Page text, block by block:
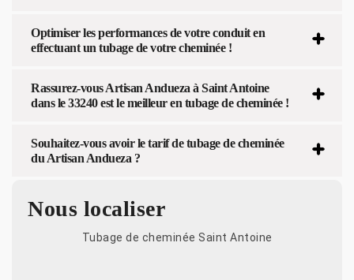
Optimiser les performances de votre conduit en
effectuant un tubage de votre cheminée !
Rassurez-vous Artisan Andueza à Saint Antoine
dans le 33240 est le meilleur en tubage de cheminée !
Souhaitez-vous avoir le tarif de tubage de cheminée
du Artisan Andueza ?
Nous localiser
Tubage de cheminée Saint Antoine